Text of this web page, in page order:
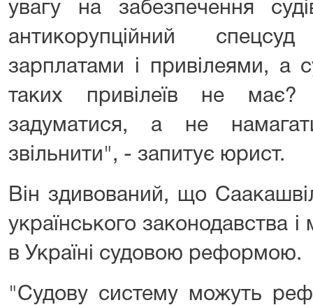
увагу на забезпечення
антикорупційний
зарплатами і привілеями, а
таких привілеїв не
задуматися, а не
звільнити", - запитує юрист.
Він здивований, що
українського законодавства і
в Україні судовою реформою.
"Судову систему можуть